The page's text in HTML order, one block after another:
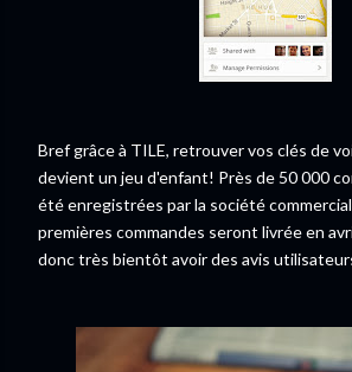
Bref grâce à TILE, retrouver vos clés de
devient un jeu d'enfant! Près de 50 000
été enregistrées par la société
premières commandes seront livrée en
donc très bientôt avoir des avis